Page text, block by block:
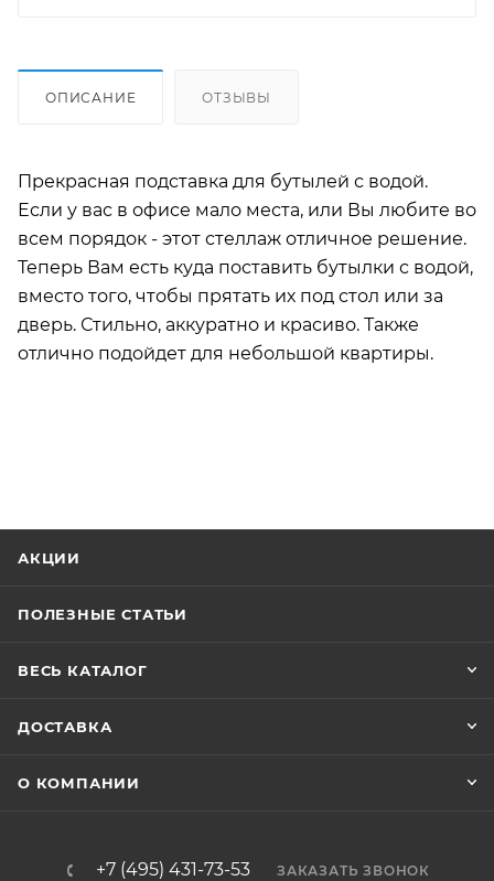
ОПИСАНИЕ ОТЗЫВЫ
Прекрасная подставка для бутылей с водой.
Если у вас в офисе мало места, или Вы любите во
всем порядок - этот стеллаж отличное решение.
Теперь Вам есть куда поставить бутылки с водой,
вместо того, чтобы прятать их под стол или за
дверь. Стильно, аккуратно и красиво. Также
отлично подойдет для небольшой квартиры.
АКЦИИ
ПОЛЕЗНЫЕ СТАТЬИ
ВЕСЬ КАТАЛОГ
ДОСТАВКА
О КОМПАНИИ
+7 (495) 431-73-53 ЗАКАЗАТЬ ЗВОНОК